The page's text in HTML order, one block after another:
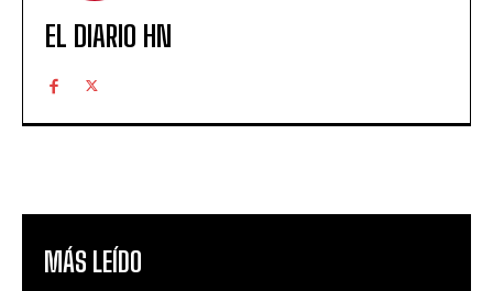
EL DIARIO HN
MÁS LEÍDO